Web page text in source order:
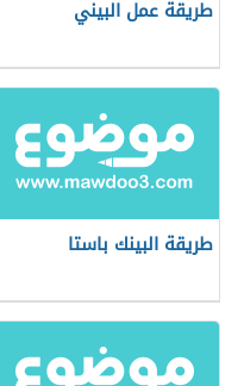
طريقة عمل البيني
طريقة البينك باستا